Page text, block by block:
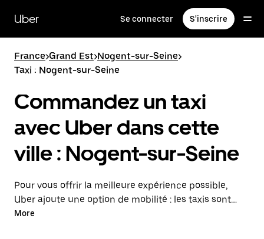
contenu
principal
Uber Se connecter S'inscrire
France>Grand Est>Nogent-sur-Seine>
Taxi : Nogent-sur-Seine
Commandez un taxi
avec Uber dans cette
ville : Nogent-sur-Seine
Pour vous offrir la meilleure expérience possible,
Uber ajoute une option de mobilité : les taxis sont
maintenant disponibles dans l'application. Uber Taxi :
More